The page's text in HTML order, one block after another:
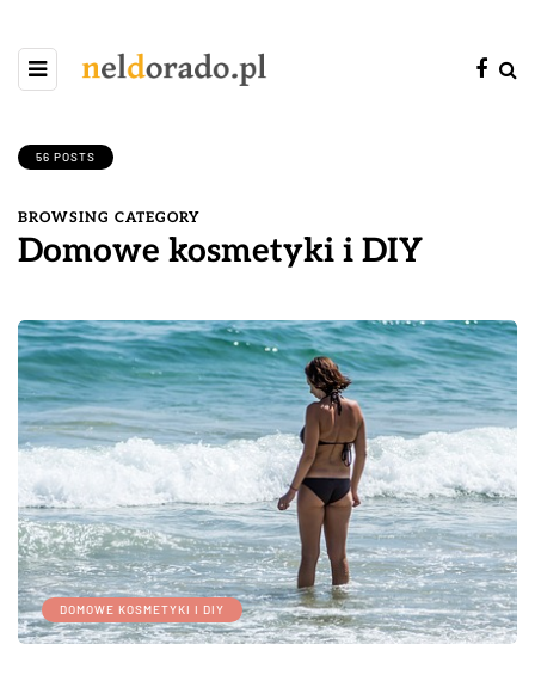
56 POSTS
BROWSING CATEGORY
Domowe kosmetyki i DIY
DOMOWE KOSMETYKI I DIY